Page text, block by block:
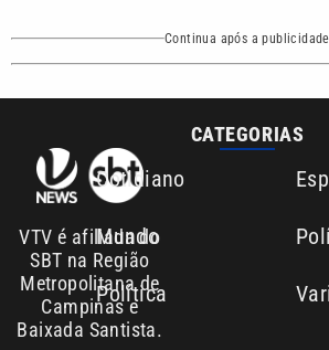
Continua após a publicidade
VTV é afiliada do
SBT na Região
Metropolitana de
Campinas e
Baixada Santista.
CATEGORIAS
Cotidiano
Mundo
Política